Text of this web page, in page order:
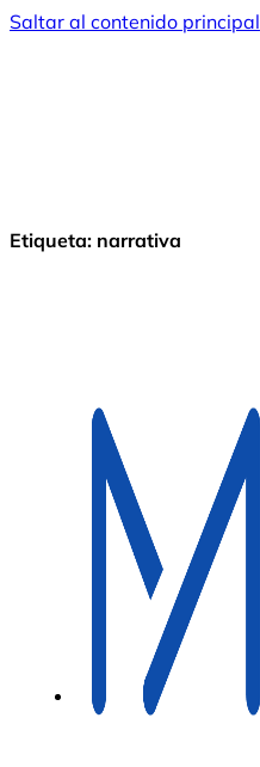
Saltar al contenido principal
Etiqueta: narrativa